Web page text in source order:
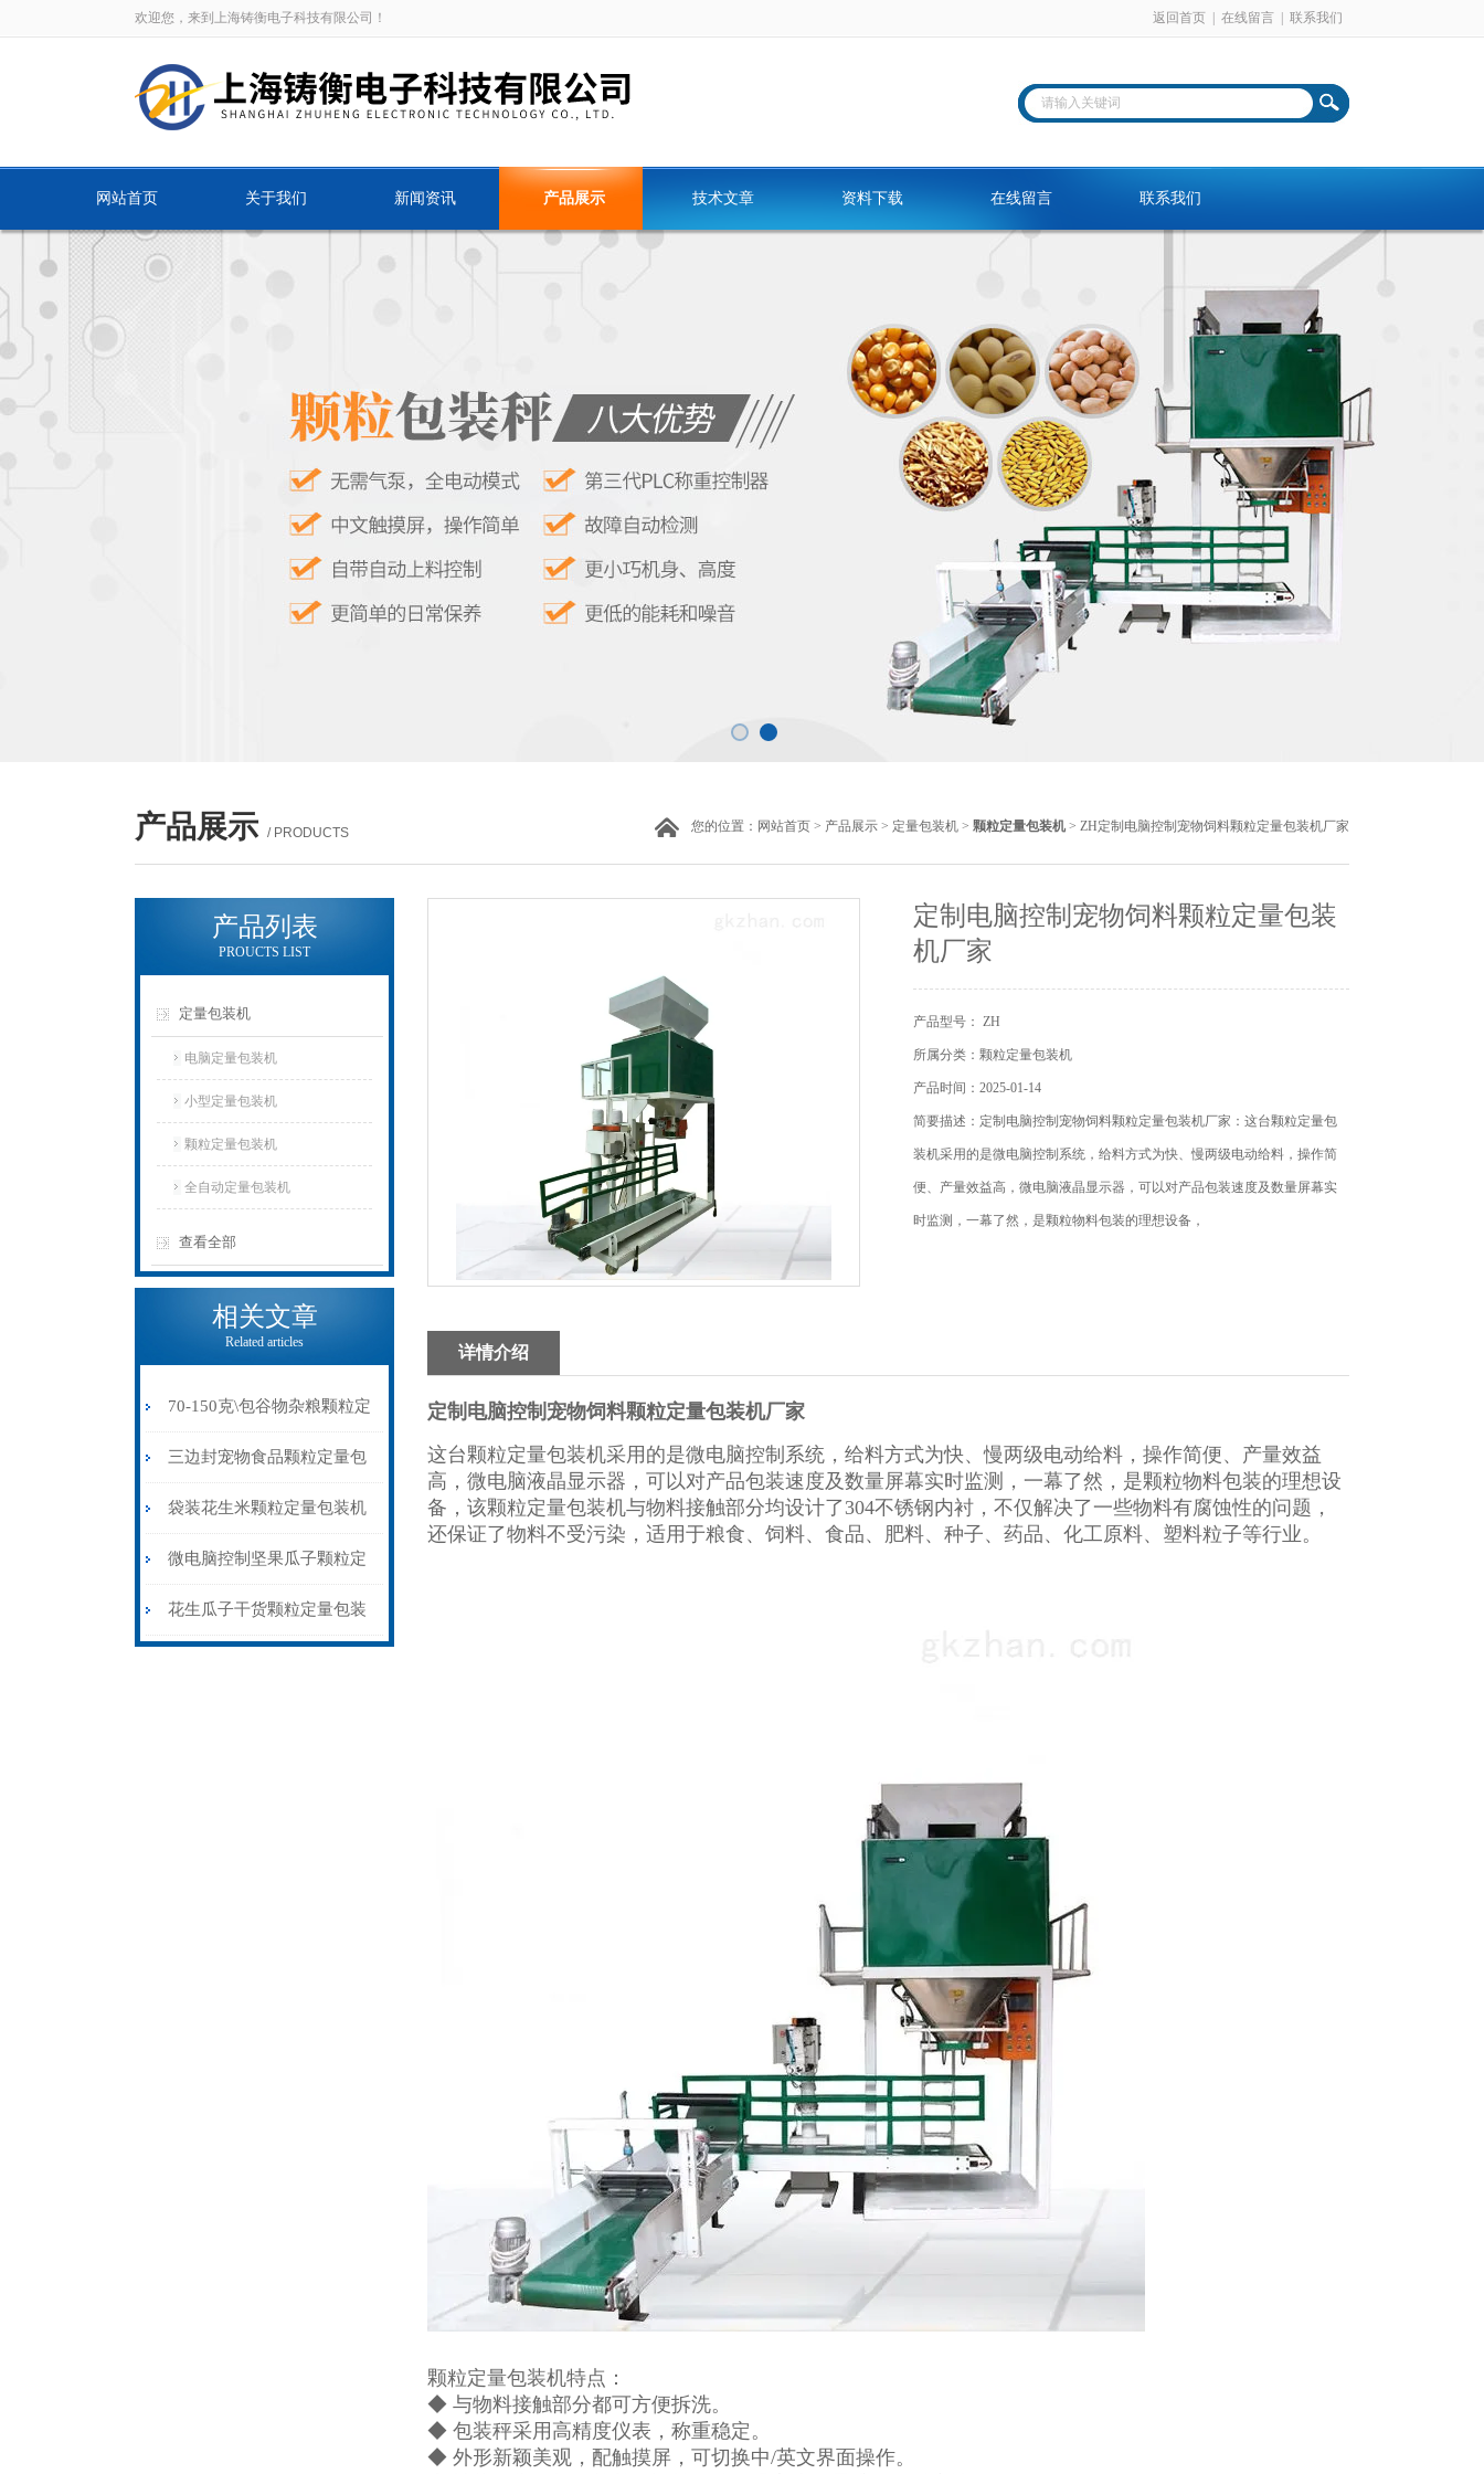
欢迎您，来到上海铸衡电子科技有限公司！ 返回首页 在线留言 联系我们
网站首页 关于我们 新闻资讯 产品展示 技术文章 资料下载 在线留言 联系我们
产品展示 / PRODUCTS 您的位置： 网站首页 > 产品展示 > 定量包装机 > 颗粒定量包装机 > ZH定制电脑控制宠物饲料颗粒定量包装机厂家
产品列表
PROUCTS LIST
定量包装机
电脑定量包装机
小型定量包装机
颗粒定量包装机
全自动定量包装机
查看全部
相关文章
Related articles
70-150克\包谷物杂粮颗粒定
量包装机制袋封口一体
三边封宠物食品颗粒定量包
装机称重封口一体
袋装花生米颗粒定量包装机
1公斤背封价格
微电脑控制坚果瓜子颗粒定
量包装机三边封价格
花生瓜子干货颗粒定量包装
定制电脑控制宠物饲料颗粒定量包装
机厂家
产品型号： ZH
所属分类：颗粒定量包装机
产品时间：2025-01-14
简要描述：定制电脑控制宠物饲料颗粒定量包装机厂家：这台颗粒定量包
装机采用的是微电脑控制系统，给料方式为快、慢两级电动给料，操作简
便、产量效益高，微电脑液晶显示器，可以对产品包装速度及数量屏幕实
时监测，一幕了然，是颗粒物料包装的理想设备，
详情介绍
定制电脑控制宠物饲料颗粒定量包装机厂家
这台颗粒定量包装机采用的是微电脑控制系统，给料方式为快、慢两级电动给料，操作简便、产量效益
高，微电脑液晶显示器，可以对产品包装速度及数量屏幕实时监测，一幕了然，是颗粒物料包装的理想设
备，该颗粒定量包装机与物料接触部分均设计了304不锈钢内衬，不仅解决了一些物料有腐蚀性的问题，
还保证了物料不受污染，适用于粮食、饲料、食品、肥料、种子、药品、化工原料、塑料粒子等行业。
颗粒定量包装机特点：
◆ 与物料接触部分都可方便拆洗。
◆ 包装秤采用高精度仪表，称重稳定。
◆ 外形新颖美观，配触摸屏，可切换中/英文界面操作。